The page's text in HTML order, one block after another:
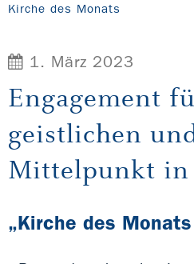
Kirche des Monats
1. März 2023
Engagement
geistlichen
Mittelpunkt in
„Kirche des